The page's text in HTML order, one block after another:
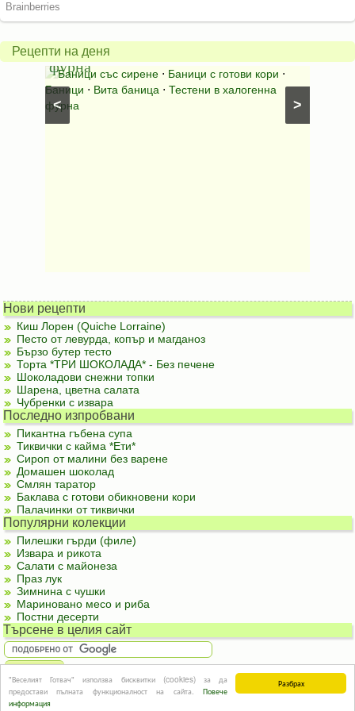
Разбрах
"Веселият Готвач" използва бисквитки (cookies) за да
предостави пълната функционалност на сайта. Повече
информация
Рецепти на деня
>
<
в
халогенна
фурна
Баници със сирене ⋅ Баници с готови кори ⋅
Баници ⋅ Вита баница ⋅ Тестени в халогенна
фурна
за
Нови рецепти
Киш Лорен (Quiche Lorraine)
Песто от левурда, копър и магданоз
Бързо бутер тесто
Торта *ТРИ ШОКОЛАДА* - Без печене
Шоколадови снежни топки
Шарена, цветна салата
Чубренки с извара
Последно изпробвани
Пикантна гъбена супа
Тиквички с кайма *Ети*
Сироп от малини без варене
Домашен шоколад
Смлян таратор
Баклава с готови обикновени кори
Палачинки от тиквички
Популярни колекции
Пилешки гърди (филе)
Извара и рикота
Салати с майонеза
Праз лук
Зимнина с чушки
Мариновано месо и риба
Постни десерти
Търсене в целия сайт
За реклама| За контакти|Подкрепете ни | Правила и условия|
информация
© Информацията в този сайт или части от нея не могат да бъдат използвани без